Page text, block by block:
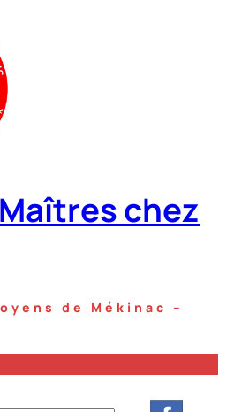
chez
de Mékinac –